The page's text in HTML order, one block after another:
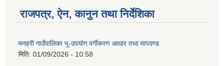
राजपत्र, ऐन, कानुन तथा निर्देशिका
मनहरी गाउँपालिका भू-उपयोग वर्गीकरण आधार तथा मापदण्ड
मिति: 01/09/2026 - 10:58